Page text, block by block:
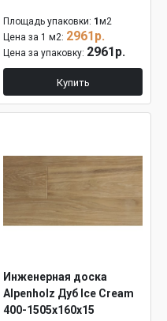
Площадь упаковки: 1 м2
Цена за 1 м2: 2961р.
Цена за упаковку: 2961р.
Купить
Инженерная доска
Alpenholz Дуб Ice Cream
400-1505х160х15